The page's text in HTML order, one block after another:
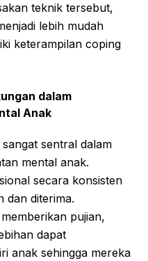
teknik tersebut,
lebih mudah
keterampilan coping
dalam
Anak
sentral dalam
mental anak.
secara konsisten
dan diterima.
pujian,
dapat
anak sehingga mereka